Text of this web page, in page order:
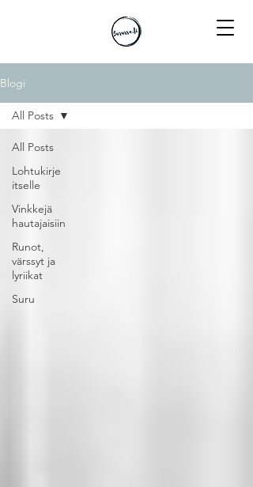
Blogi
All Posts
Lohtukirje
itselle
Vinkkejä
hautajaisiin
Runot,
värssyt ja
lyriikat
Suru
All Posts